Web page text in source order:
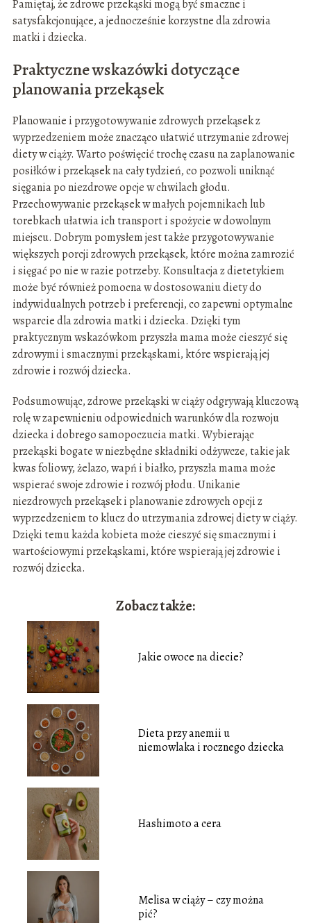
Pamiętaj, że zdrowe przekąski mogą być smaczne i
satysfakcjonujące, a jednocześnie korzystne dla zdrowia
matki i dziecka.
Praktyczne wskazówki dotyczące
planowania przekąsek
Planowanie i przygotowywanie zdrowych przekąsek z
wyprzedzeniem może znacząco ułatwić utrzymanie zdrowej
diety w ciąży. Warto poświęcić trochę czasu na zaplanowanie
posiłków i przekąsek na cały tydzień, co pozwoli uniknąć
sięgania po niezdrowe opcje w chwilach głodu.
Przechowywanie przekąsek w małych pojemnikach lub
torebkach ułatwia ich transport i spożycie w dowolnym
miejscu. Dobrym pomysłem jest także przygotowywanie
większych porcji zdrowych przekąsek, które można zamrozić
i sięgać po nie w razie potrzeby. Konsultacja z dietetykiem
może być również pomocna w dostosowaniu diety do
indywidualnych potrzeb i preferencji, co zapewni optymalne
wsparcie dla zdrowia matki i dziecka. Dzięki tym
praktycznym wskazówkom przyszła mama może cieszyć się
zdrowymi i smacznymi przekąskami, które wspierają jej
zdrowie i rozwój dziecka.
Podsumowując, zdrowe przekąski w ciąży odgrywają kluczową
rolę w zapewnieniu odpowiednich warunków dla rozwoju
dziecka i dobrego samopoczucia matki. Wybierając
przekąski bogate w niezbędne składniki odżywcze, takie jak
kwas foliowy, żelazo, wapń i białko, przyszła mama może
wspierać swoje zdrowie i rozwój płodu. Unikanie
niezdrowych przekąsek i planowanie zdrowych opcji z
wyprzedzeniem to klucz do utrzymania zdrowej diety w ciąży.
Dzięki temu każda kobieta może cieszyć się smacznymi i
wartościowymi przekąskami, które wspierają jej zdrowie i
rozwój dziecka.
Zobacz także:
Jakie owoce na diecie?
Dieta przy anemii u
niemowlaka i rocznego dziecka
Hashimoto a cera
Melisa w ciąży – czy można
pić?